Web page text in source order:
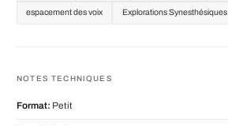
espacement des voix Explorations Synesthésiques
NOTES TECHNIQUES
Format: Petit